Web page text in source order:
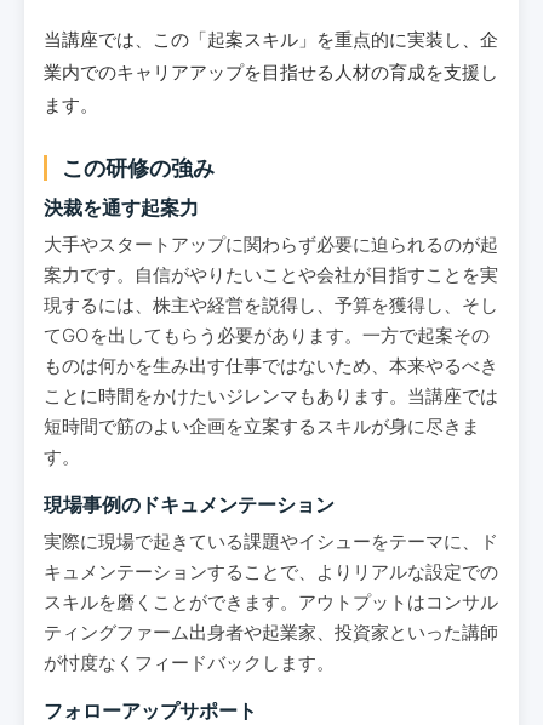
当講座では、この「起案スキル」を重点的に実装し、企
業内でのキャリアアップを目指せる人材の育成を支援し
ます。
この研修の強み
決裁を通す起案力
大手やスタートアップに関わらず必要に迫られるのが起
案力です。自信がやりたいことや会社が目指すことを実
現するには、株主や経営を説得し、予算を獲得し、そし
てGOを出してもらう必要があります。一方で起案その
ものは何かを生み出す仕事ではないため、本来やるべき
ことに時間をかけたいジレンマもあります。当講座では
短時間で筋のよい企画を立案するスキルが身に尽きま
す。
現場事例のドキュメンテーション
実際に現場で起きている課題やイシューをテーマに、ド
キュメンテーションすることで、よりリアルな設定での
スキルを磨くことができます。アウトプットはコンサル
ティングファーム出身者や起業家、投資家といった講師
が忖度なくフィードバックします。
フォローアップサポート